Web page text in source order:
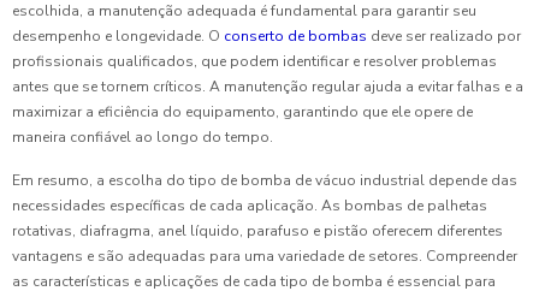
escolhida, a manutenção adequada é fundamental para garantir seu
desempenho e longevidade. O conserto de bombas deve ser realizado por
profissionais qualificados, que podem identificar e resolver problemas
antes que se tornem críticos. A manutenção regular ajuda a evitar falhas e a
maximizar a eficiência do equipamento, garantindo que ele opere de
maneira confiável ao longo do tempo.
Em resumo, a escolha do tipo de bomba de vácuo industrial depende das
necessidades específicas de cada aplicação. As bombas de palhetas
rotativas, diafragma, anel líquido, parafuso e pistão oferecem diferentes
vantagens e são adequadas para uma variedade de setores. Compreender
as características e aplicações de cada tipo de bomba é essencial para